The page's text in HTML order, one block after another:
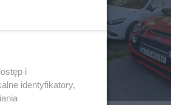
i
identyfikatory,